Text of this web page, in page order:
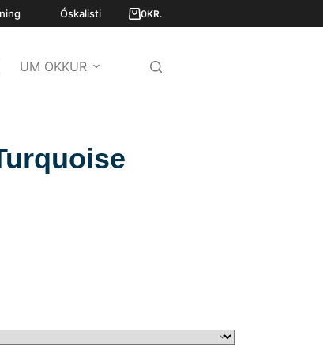
Óskalisti 0KR.
UM OKKUR